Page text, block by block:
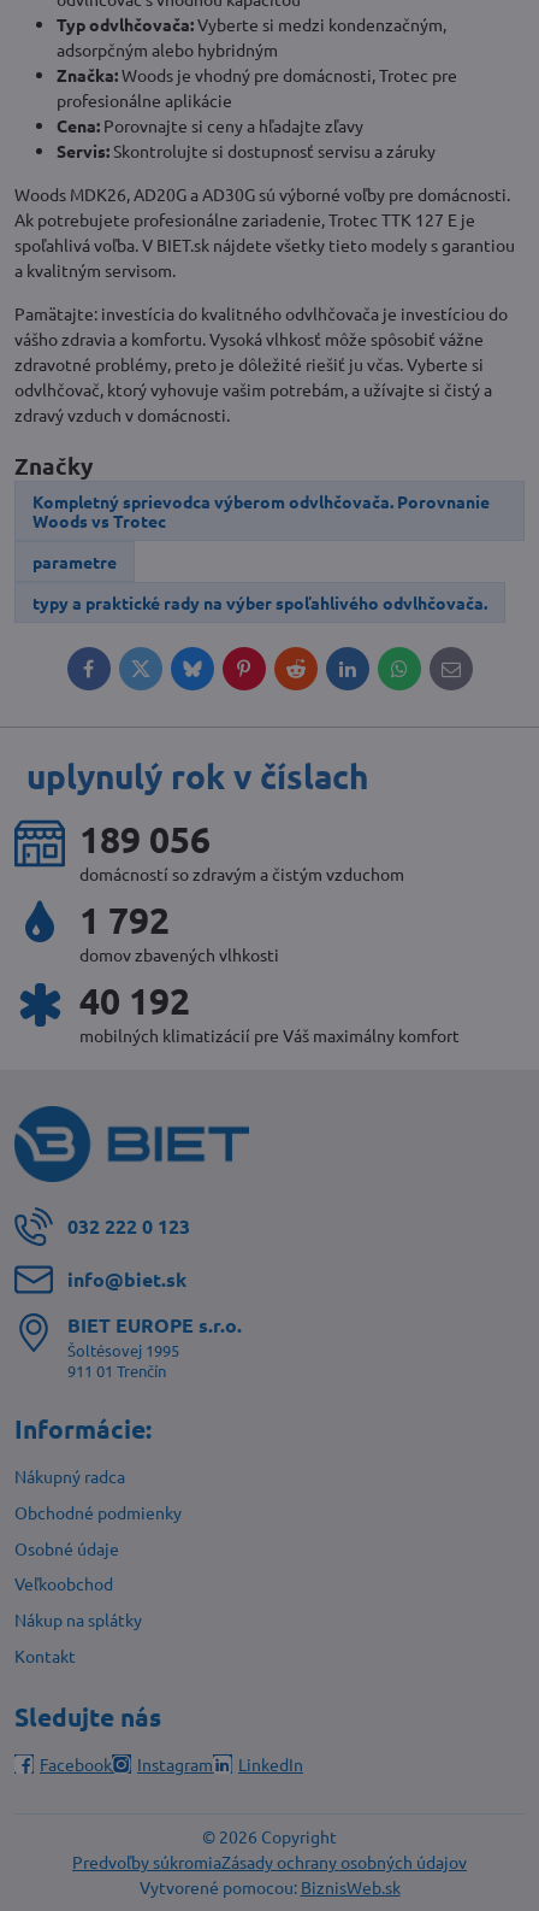
Typ odvlhčovača:Vyberte si medzi kondenzačným,
adsorpčným alebo hybridným
Značka:Woods je vhodný pre domácnosti, Trotec pre
profesionálne aplikácie
Cena: Porovnajte si ceny a hľadajte zľavy
Servis:Skontrolujte si dostupnosť servisu a záruky
Woods MDK26, AD20G a AD30G sú výborné voľby pre domácnosti.
Ak potrebujete profesionálne zariadenie, Trotec TTK 127 E je
spoľahlivá voľba. V BIET.sk nájdete všetky tieto modely s garantiou
a kvalitným servisom.
Pamätajte: investícia do kvalitného odvlhčovača je investíciou do
vášho zdravia a komfortu. Vysoká vlhkosť môže spôsobiť vážne
zdravotné problémy, preto je dôležité riešiť ju včas. Vyberte si
odvlhčovač, ktorý vyhovuje vašim potrebám, a užívajte si čistý a
zdravý vzduch v domácnosti.
Značky
Kompletný sprievodca výberom odvlhčovača. Porovnanie
Woods vs Trotec
parametre
typy a praktické rady na výber spoľahlivého odvlhčovača.
FacebookTwitterBlueskyPinterestRedditLinkedInWhatsApp
E-
mail
uplynulý rok v číslach
270 291
domácností so zdravým a čistým vzduchom
2 562
domov zbavených vlhkosti
57 462
mobilných klimatizácií pre Váš maximálny komfort
032 222 0 123
info​@biet​.sk
BIET EUROPE s​.r​.o​.
Šoltésovej 1995
911 01 Trenčín
Informácie:
Nákupný radca
Obchodné podmienky
Osobné údaje
Veľkoobchod
Nákup na splátky
Kontakt
Sledujte nás
Facebook Instagram LinkedIn
© 2026 Copyright
Predvoľby súkromiaZásady ochrany osobných údajov
Vytvorené pomocou: BiznisWeb.sk